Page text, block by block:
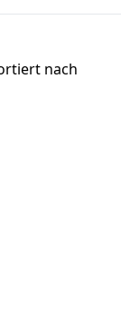
nach